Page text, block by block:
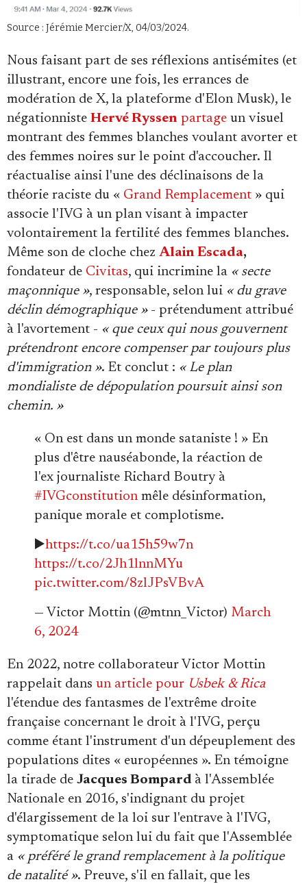
Source : Jérémie Mercier/X, 04/03/2024.
Nous faisant part de ses réflexions antisémites (et
illustrant, encore une fois, les errances de
modération de X, la plateforme d'Elon Musk), le
négationniste Hervé Ryssen partage un visuel
montrant des femmes blanches voulant avorter et
des femmes noires sur le point d'accoucher. Il
réactualise ainsi l'une des déclinaisons de la
théorie raciste du « Grand Remplacement » qui
associe l'IVG à un plan visant à impacter
volontairement la fertilité des femmes blanches.
Même son de cloche chez Alain Escada,
fondateur de Civitas, qui incrimine la « secte
maçonnique », responsable, selon lui « du grave
déclin démographique »- prétendument attribué
à l'avortement - « que ceux qui nous gouvernent
prétendront encore compenser par toujours plus
d'immigration ». Et conclut : « Le plan
mondialiste de dépopulation poursuit ainsi son
chemin. »
« On est dans un monde sataniste ! » En
plus d'être nauséabonde, la réaction de
l'ex journaliste Richard Boutry à
#IVGconstitutionmêle désinformation,
panique morale et complotisme.
▶️https://t.co/ua15h59w7n
https://t.co/2Jh1lnnMYu
pic.twitter.com/8zlJPsVBvA
— Victor Mottin (@mtnn_Victor) March
6, 2024
En 2022, notre collaborateur Victor Mottin
rappelait dans un article pour Usbek & Rica
l'étendue des fantasmes de l'extrême droite
française concernant le droit à l'IVG, perçu
comme étant l'instrument d'un dépeuplement des
populations dites « européennes ». En témoigne
la tirade de Jacques Bompard à l'Assemblée
Nationale en 2016, s'indignant du projet
d'élargissement de la loi sur l'entrave à l'IVG,
symptomatique selon lui du fait que l'Assemblée
a « préféré le grand remplacement à la politique
de natalité ». Preuve, s'il en fallait, que les